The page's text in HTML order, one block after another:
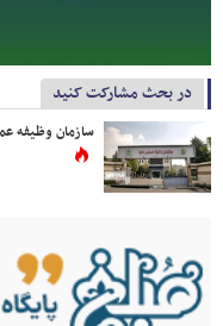
در بحث مشارکت کنید
سازمان وظیفه